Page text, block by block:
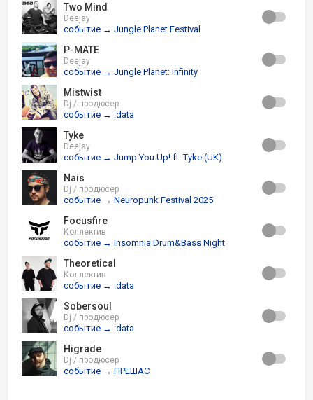
Two Mind
Deejay
событие → Jungle Planet Festival
P-MATE
Deejay
событие → Jungle Planet: Infinity
Mistwist
Dj / продюсер
событие → :data
Tyke
Deejay
событие → Jump You Up! ft. Tyke (UK)
Nais
Dj / продюсер
событие → Neuropunk Festival 2025
Focusfire
Коллектив
событие → Insomnia Drum&Bass Night
Theoretical
Коллектив
событие → :data
Sobersoul
Dj / продюсер
событие → :data
Higrade
Dj / продюсер
событие → ПРЕШАС